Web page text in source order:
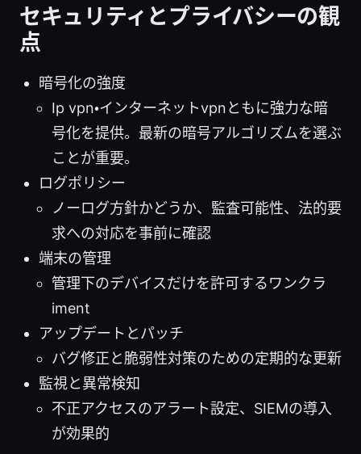
セキュリティとプライバシーの観
点
暗号化の強度
Ip vpn・インターネットvpnともに強力な暗
号化を提供。最新の暗号アルゴリズムを選ぶ
ことが重要。
ログポリシー
ノーログ方針かどうか、監査可能性、法的要
求への対応を事前に確認
端末の管理
管理下のデバイスだけを許可するワンクラ
iment
アップデートとパッチ
バグ修正と脆弱性対策のための定期的な更新
監視と異常検知
不正アクセスのアラート設定、SIEMの導入
が効果的